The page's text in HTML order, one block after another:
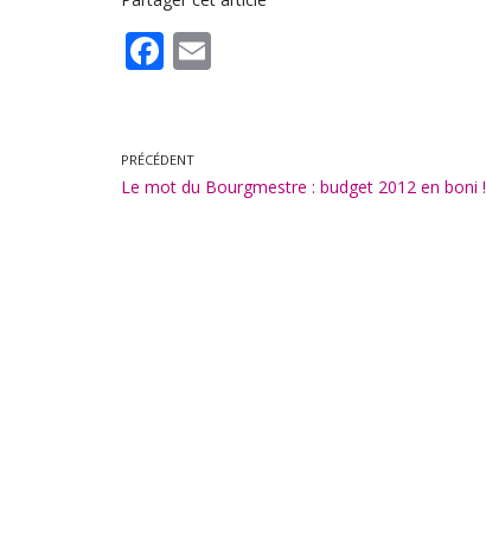
F
b
o
PRÉCÉDENT
Le mot du Bourgmestre : budget 2012 en boni !